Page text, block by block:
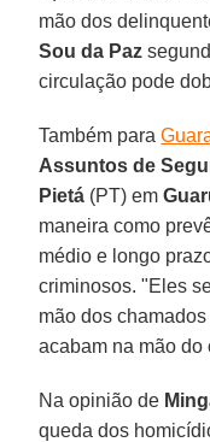
mão dos
Sou da Paz
circulação pode
Também para
Assuntos de
Pietá (PT) em
maneira como
médio e longo
criminosos. "Eles
mão dos
acabam na mão do
Na opinião de
queda dos